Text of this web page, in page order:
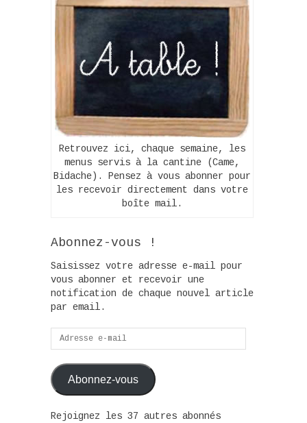
Retrouvez ici, chaque semaine, les
menus servis à la cantine (Came,
Bidache). Pensez à vous abonner pour
les recevoir directement dans votre
boîte mail.
Abonnez-vous !
Saisissez votre adresse e-mail pour
vous abonner et recevoir une
notification de chaque nouvel article
par email.
Adresse
e-
mail
Abonnez-vous
Rejoignez les 37 autres abonnés